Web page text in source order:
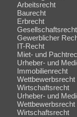
Navigation
überspringen
Arbeitsrecht
Baurecht
Erbrecht
Gesellschaftsrecht
Gewerblicher
IT-Recht
Miet- und
Urheber- und
Immobilienrecht
Wettbewerbsrecht
Wirtschaftsrecht
Navigation
überspringen
Urheber- und
Wettbewerbsrecht
Wirtschaftsrecht